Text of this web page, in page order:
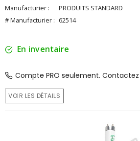
Manufacturier :
PRODUITS STANDARD
# Manufacturier : 62514
En inventaire
Compte PRO seulement.
VOIR LES DÉTAILS